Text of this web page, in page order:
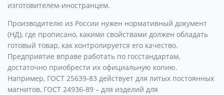
изготовителем-иностранцем.
Производителю из России нужен нормативный документ
(НД), где прописано, какими свойствами должен обладать
готовый товар, как контролируется его качество.
Предприятие вправе работать по госстандартам,
достаточно приобрести их официальную копию.
Например, ГОСТ 25639-83 действует для литых постоянных
магнитов, ГОСТ 24936-89 – для изделий для